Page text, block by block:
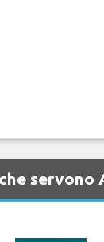
servono